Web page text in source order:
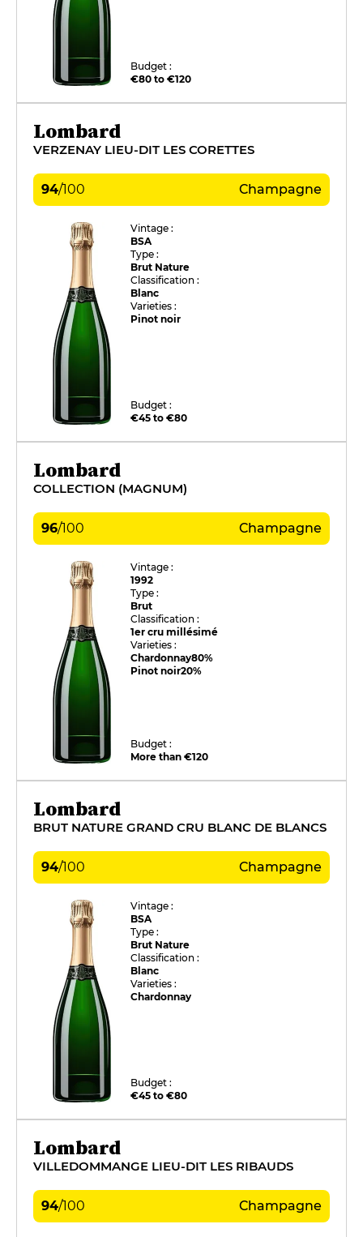
Budget :
€80 to €120
Lombard
VERZENAY LIEU-DIT LES CORETTES
94/100 Champagne
Vintage :
BSA
Type :
Brut Nature
Classification :
Blanc
Varieties :
Pinot noir
Budget :
€45 to €80
Lombard
COLLECTION (MAGNUM)
96/100 Champagne
Vintage :
1992
Type :
Brut
Classification :
1er cru millésimé
Varieties :
Chardonnay80%
Pinot noir20%
Budget :
More than €120
Lombard
BRUT NATURE GRAND CRU BLANC DE BLANCS
94/100 Champagne
Vintage :
BSA
Type :
Brut Nature
Classification :
Blanc
Varieties :
Chardonnay
Budget :
€45 to €80
Lombard
VILLEDOMMANGE LIEU-DIT LES RIBAUDS
94/100 Champagne